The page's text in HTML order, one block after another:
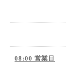
08:00 営業日